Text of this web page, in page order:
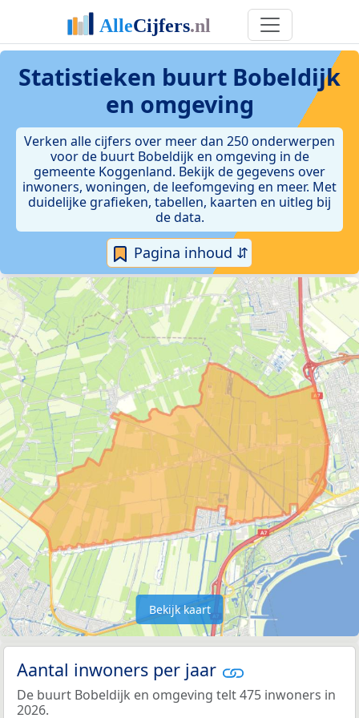
Statistieken buurt Bobeldijk
en omgeving
Verken alle cijfers over meer dan 250 onderwerpen
voor de buurt Bobeldijk en omgeving in de
gemeente Koggenland. Bekijk de gegevens over
inwoners, woningen, de leefomgeving en meer. Met
duidelijke grafieken, tabellen, kaarten en uitleg bij
de data.
Pagina inhoud ⇵
Bekijk kaart
Aantal inwoners per jaar
De buurt Bobeldijk en omgeving telt 475 inwoners in
2026.